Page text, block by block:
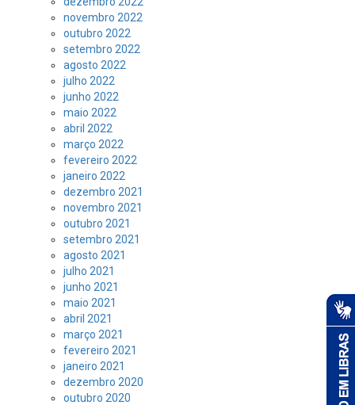
novembro 2022
outubro 2022
setembro 2022
agosto 2022
julho 2022
junho 2022
maio 2022
abril 2022
março 2022
fevereiro 2022
janeiro 2022
dezembro 2021
novembro 2021
outubro 2021
setembro 2021
agosto 2021
julho 2021
junho 2021
maio 2021
abril 2021
março 2021
fevereiro 2021
janeiro 2021
dezembro 2020
outubro 2020